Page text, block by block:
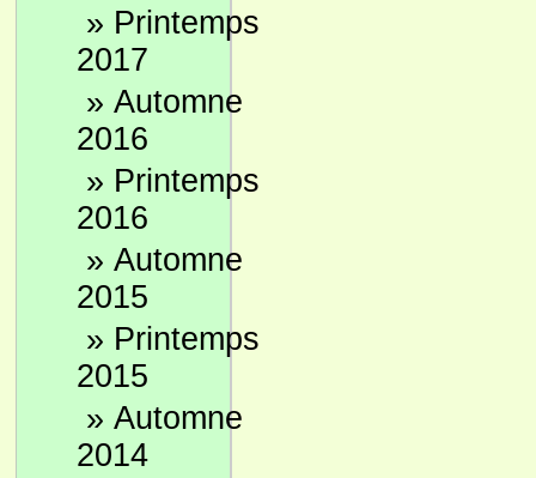
» Printemps
2017
» Automne
2016
» Printemps
2016
» Automne
2015
» Printemps
2015
» Automne
2014